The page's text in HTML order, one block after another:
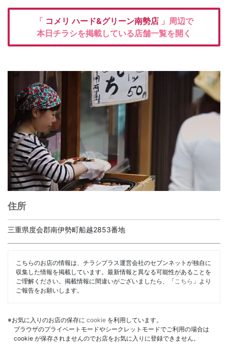
「 コメリハード&グリーン南勢店 」周辺で
本日チラシを掲載している店舗一覧を開く
住所
三重県度会郡南伊勢町船越2853番地
こちらのお店の情報は、チラシプラス運営会社のセブンネットが独自に
収集した情報を掲載しています。最新情報と異なる可能性があることを
ご理解ください。掲載情報に間違いがございましたら、「 こちら 」より
ご報告をお願いします。
※お気に入りのお店の保存に cookie を利用しています。
ブラウザのプライベートモードやシークレットモードでご利用の場合は
cookie が保存されませんのでお店をお気に入りに登録できません。